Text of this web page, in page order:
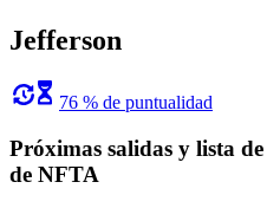
Jefferson
76 % de puntualidad
Próximas salidas y lista
de NFTA